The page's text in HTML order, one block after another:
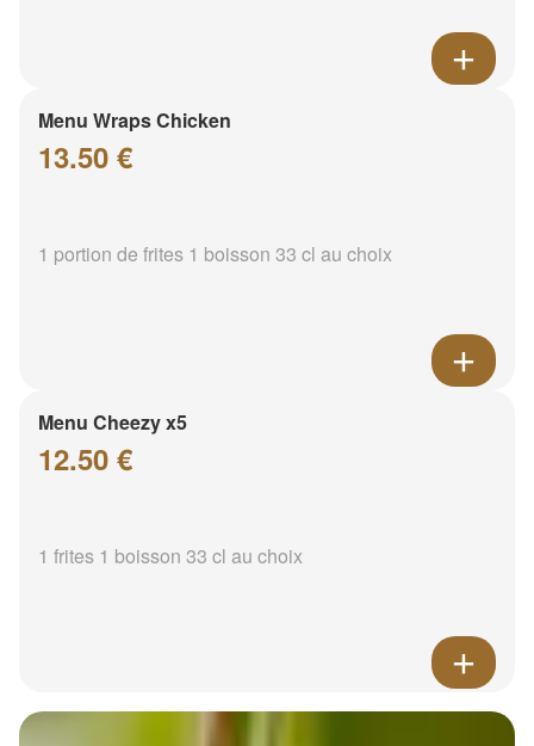
Menu Wraps Chicken
13.50 €
1 portion de frites 1 boisson 33 cl au choix
Menu Cheezy x5
12.50 €
1 frites 1 boisson 33 cl au choix